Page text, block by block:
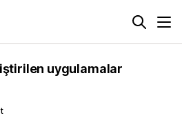
uygulamalar